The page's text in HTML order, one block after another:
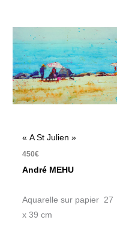
« A St Julien »
450€
André MEHU
Aquarelle sur papier 27
x 39 cm